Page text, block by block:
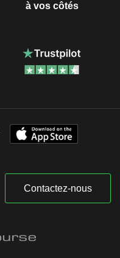
à vos côtés
Contactez-nous